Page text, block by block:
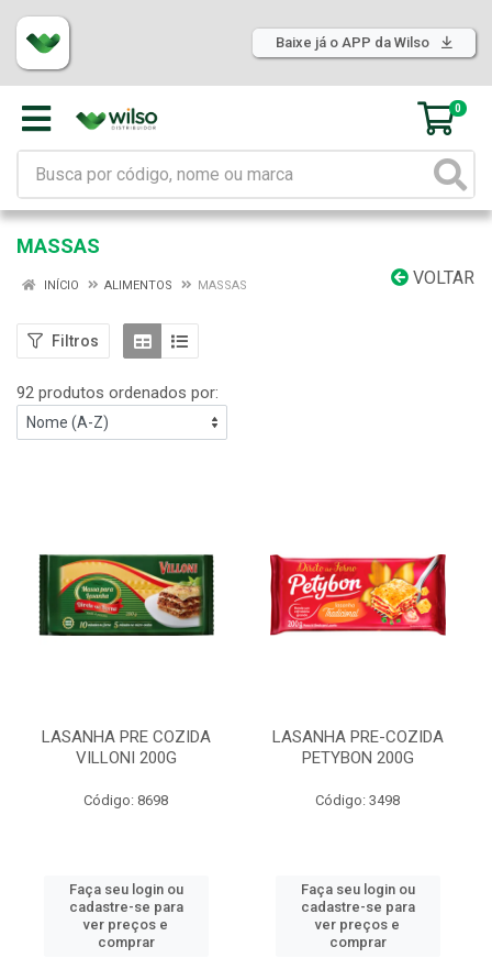
Baixe já o APP da Wilso
0
MASSAS
VOLTAR
INÍCIO ALIMENTOS MASSAS
Filtros
92 produtos ordenados por:
LASANHA PRE COZIDA
VILLONI 200G
Código: 8698
Faça seu login ou
cadastre-se para
ver preços e
comprar
LASANHA PRE-COZIDA
PETYBON 200G
Código: 3498
Faça seu login ou
cadastre-se para
ver preços e
comprar